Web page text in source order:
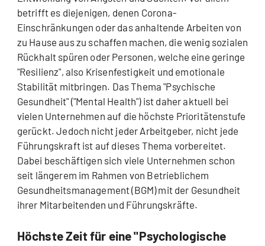
betrifft es diejenigen, denen Corona-
Einschränkungen oder das anhaltende Arbeiten von
zu Hause aus zu schaffen machen, die wenig sozialen
Rückhalt spüren oder Personen, welche eine geringe
"Resilienz", also Krisenfestigkeit und emotionale
Stabilität mitbringen. Das Thema "Psychische
Gesundheit" ("Mental Health") ist daher aktuell bei
vielen Unternehmen auf die höchste Prioritätenstufe
gerückt. Jedoch nicht jeder Arbeitgeber, nicht jede
Führungskraft ist auf dieses Thema vorbereitet.
Dabei beschäftigen sich viele Unternehmen schon
seit längerem im Rahmen von Betrieblichem
Gesundheitsmanagement (BGM) mit der Gesundheit
ihrer Mitarbeitenden und Führungskräfte.
Höchste Zeit für eine "Psychologische